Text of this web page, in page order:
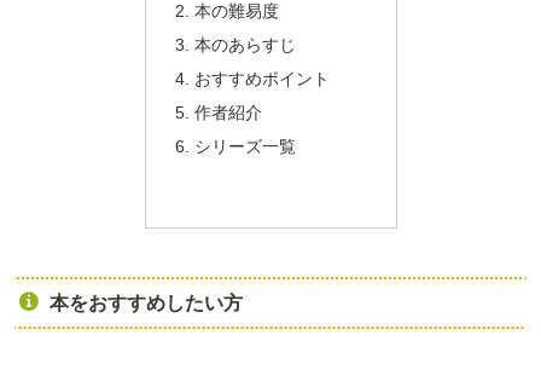
本の難易度
本のあらすじ
おすすめポイント
作者紹介
シリーズ一覧
本をおすすめしたい方